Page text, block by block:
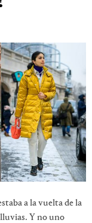
a la vuelta de la
Y no uno